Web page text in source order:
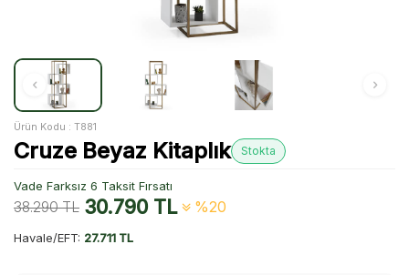
Ürün Kodu : T881
Cruze Beyaz Kitaplık Stokta
Vade Farksız 6 Taksit Fırsatı
38.290TL 30.790TL %20
Havale/EFT: 27.711 TL